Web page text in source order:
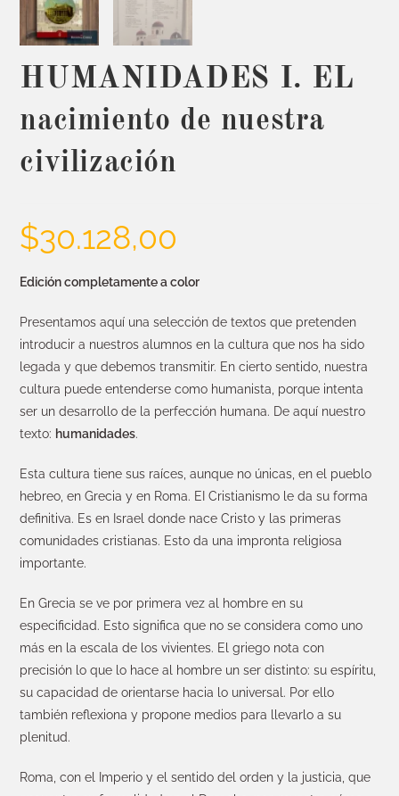
HUMANIDADES I. EL
nacimiento de nuestra
civilización
$30.128,00
Edición completamente a color ​
Presentamos aquí una selección de textos que pretenden
introducir a nuestros alumnos en la cultura que nos ha sido
legada y que debemos transmitir. En cierto sentido, nuestra
cultura puede entenderse como humanista, porque intenta
ser un desarrollo de la perfección humana. De aquí nuestro
texto: humanidades.
Esta cultura tiene sus raíces, aunque no únicas, en el pueblo
hebreo, en Grecia y en Roma. EI Cristianismo le da su forma
definitiva. Es en Israel donde nace Cristo y las primeras
comunidades cristianas. Esto da una impronta religiosa
importante.
En Grecia se ve por primera vez al hombre en su
especificidad. Esto significa que no se considera como uno
más en la escala de los vivientes. El griego nota con
precisión lo que lo hace al hombre un ser distinto: su espíritu,
su capacidad de orientarse hacia lo universal. Por ello
también reflexiona y propone medios para llevarlo a su
plenitud.
Roma, con el Imperio y el sentido del orden y la justicia, que